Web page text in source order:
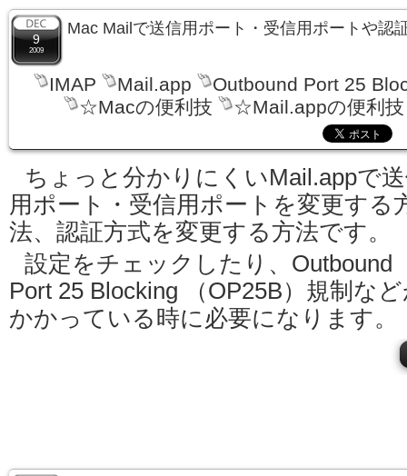
9
2009
Mac Mailで送信用ポート・受信用ポートや認
IMAP Mail.app
Outbound Port 25
☆Macの便利技
☆Mail.appの便利技
ちょっと分かりにくいMail.appで
用ポート・受信用ポートを変更する
法、認証方式を変更する方法です。
設定をチェックしたり、Outbound
Port 25 Blocking （OP25B）規制な
かかっている時に必要になります。